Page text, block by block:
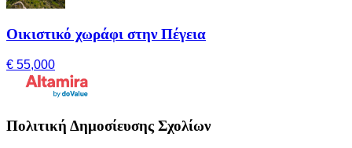
Οικιστικό χωράφι στην Πέγεια
€ 55,000
Πολιτική Δημοσίευσης Σχολίων